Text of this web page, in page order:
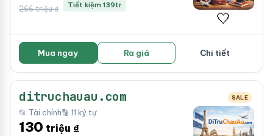
266 triệu ₫ Tiết kiệm 139tr
🤍
Mua ngay Ra giá Chi tiết
ditruchauau.com SALE
📂 Tài chính🔡 11 ký tự
130 triệu ₫